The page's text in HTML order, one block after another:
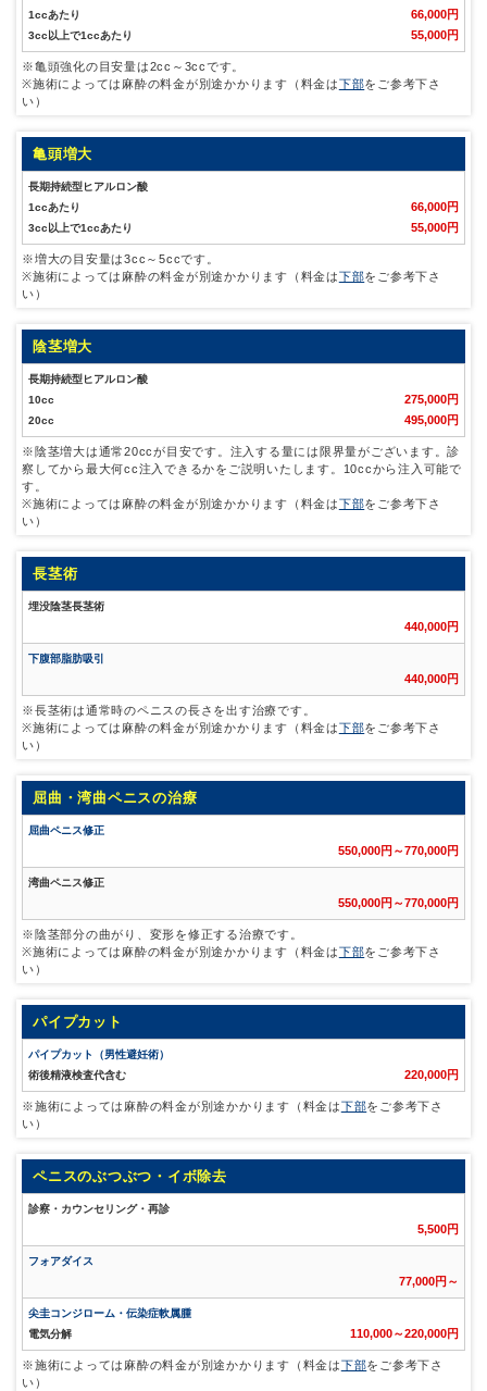
1ccあたり
3cc以上で1ccあたり
66,000円
55,000円
※亀頭強化の目安量は2cc～3ccです。
※施術によっては麻酔の料金が別途かかります（料金は下部をご参考下さ
い）
亀頭増大
長期持続型ヒアルロン酸
1ccあたり
3cc以上で1ccあたり
66,000円
55,000円
※増大の目安量は3cc～5ccです。
※施術によっては麻酔の料金が別途かかります（料金は下部をご参考下さ
い）
陰茎増大
長期持続型ヒアルロン酸
10cc
20cc
275,000円
495,000円
※陰茎増大は通常20ccが目安です。注入する量には限界量がございます。診
察してから最大何cc注入できるかをご説明いたします。10ccから注入可能で
す。
※施術によっては麻酔の料金が別途かかります（料金は下部をご参考下さ
い）
長茎術
埋没陰茎長茎術
440,000円
下腹部脂肪吸引
440,000円
※長茎術は通常時のペニスの長さを出す治療です。
※施術によっては麻酔の料金が別途かかります（料金は下部をご参考下さ
い）
屈曲・湾曲ペニスの治療
屈曲ペニス修正
550,000円～770,000円
湾曲ペニス修正
550,000円～770,000円
※陰茎部分の曲がり、変形を修正する治療です。
※施術によっては麻酔の料金が別途かかります（料金は下部をご参考下さ
い）
パイプカット
パイプカット（男性避妊術）
術後精液検査代含む
220,000円
※施術によっては麻酔の料金が別途かかります（料金は下部をご参考下さ
い）
ペニスのぶつぶつ・イボ除去
診察・カウンセリング・再診
5,500円
フォアダイス
77,000円～
尖圭コンジローム・伝染症軟属腫
電気分解
110,000～220,000円
※施術によっては麻酔の料金が別途かかります（料金は下部をご参考下さ
い）